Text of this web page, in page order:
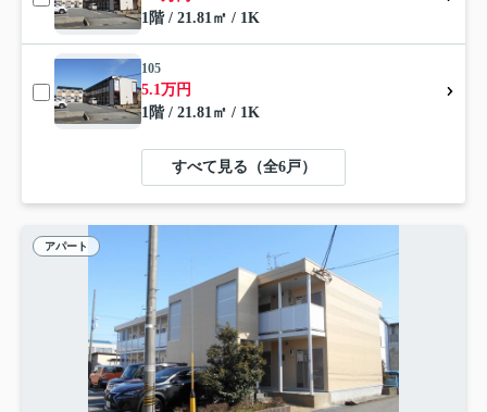
1階 / 21.81㎡ / 1K
105
5.1万円
1階 / 21.81㎡ / 1K
すべて見る（全6戸）
アパート